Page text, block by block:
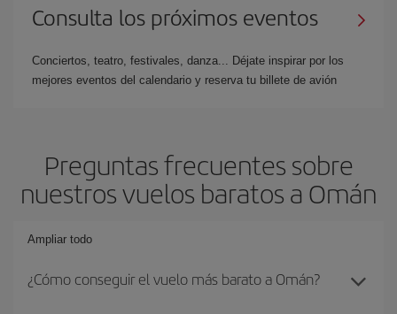
Consulta los próximos eventos
Conciertos, teatro, festivales, danza... Déjate inspirar por los
mejores eventos del calendario y reserva tu billete de avión
Preguntas frecuentes sobre
nuestros vuelos baratos a Omán
Ampliar todo
¿Cómo conseguir el vuelo más barato a Omán?